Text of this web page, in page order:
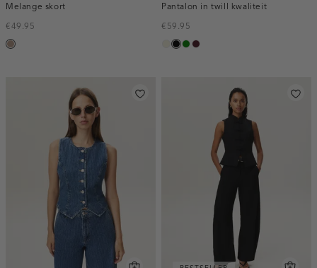
Melange skort
€49.95
taupe,
Pantalon in twill kwaliteit
€59.95
ecru
zwart
groenpruim,